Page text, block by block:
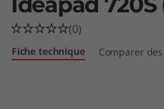
e
u
(0)
Fiche technique Comparer